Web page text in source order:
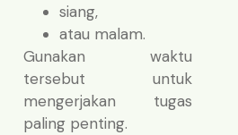
siang,
atau malam.
Gunakan waktu
tersebut untuk
mengerjakan tugas
paling penting.